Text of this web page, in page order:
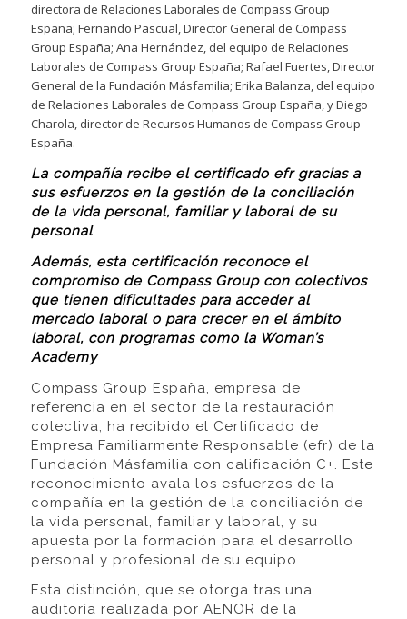
directora de Relaciones Laborales de Compass Group
España; Fernando Pascual, Director General de Compass
Group España; Ana Hernández, del equipo de Relaciones
Laborales de Compass Group España; Rafael Fuertes, Director
General de la Fundación Másfamilia; Erika Balanza, del equipo
de Relaciones Laborales de Compass Group España, y Diego
Charola, director de Recursos Humanos de Compass Group
España.
La compañía recibe el certificado efr gracias a
sus esfuerzos en la gestión de la conciliación
de la vida personal, familiar y laboral de su
personal
Además, esta certificación reconoce el
compromiso de Compass Group con colectivos
que tienen dificultades para acceder al
mercado laboral o para crecer en el ámbito
laboral, con programas como la Woman’s
Academy
Compass Group España, empresa de
referencia en el sector de la restauración
colectiva, ha recibido el Certificado de
Empresa Familiarmente Responsable (efr) de la
Fundación Másfamilia con calificación C+. Este
reconocimiento avala los esfuerzos de la
compañía en la gestión de la conciliación de
la vida personal, familiar y laboral, y su
apuesta por la formación para el desarrollo
personal y profesional de su equipo.
Esta distinción, que se otorga tras una
auditoría realizada por AENOR de la